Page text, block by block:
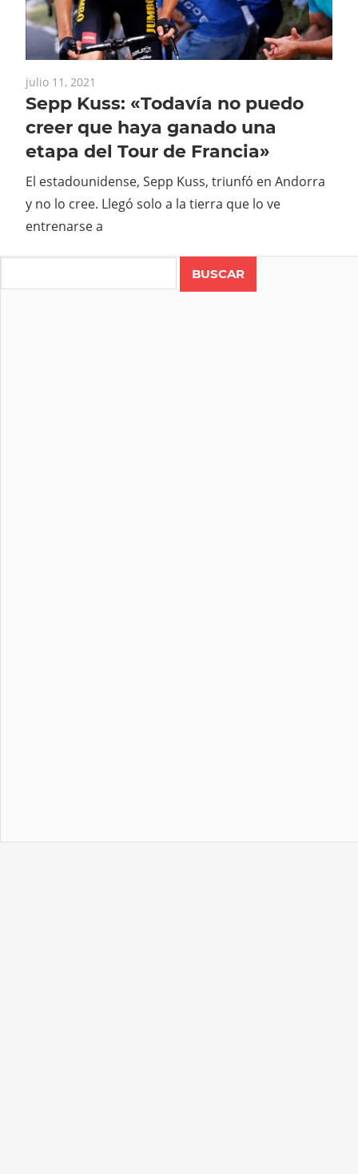
julio 11, 2021
Sepp Kuss: «Todavía no puedo
creer que haya ganado una
etapa del Tour de Francia»
El estadounidense, Sepp Kuss, triunfó en Andorra
y no lo cree. Llegó solo a la tierra que lo ve
entrenarse a